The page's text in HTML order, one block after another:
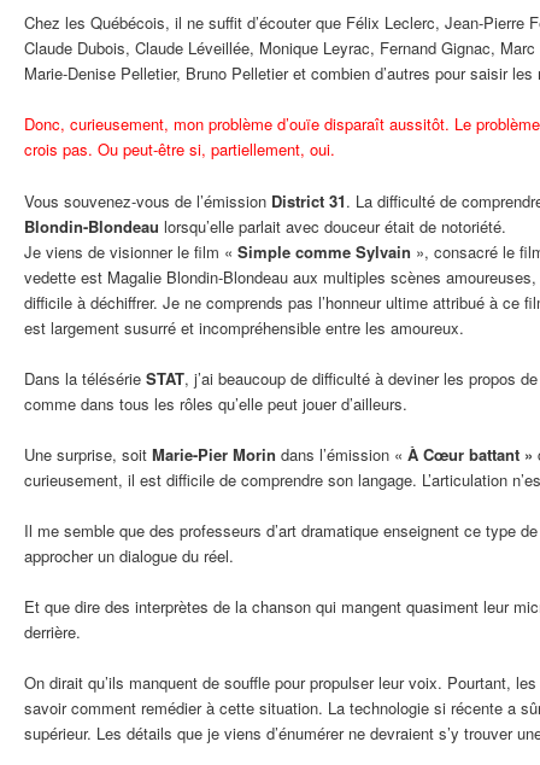
Chez les Québécois, il ne suffit d’écouter que Félix Leclerc, Jean-Pierre
Claude Dubois, Claude Léveillée, Monique Leyrac, Fernand Gignac,
Marie-Denise Pelletier, Bruno Pelletier et combien d’autres pour saisir
Donc, curieusement, mon problème d’ouïe disparaît aussitôt. Le
crois pas. Ou peut-être si, partiellement, oui.
Vous souvenez-vous de l’émission District 31. La difficulté de
Blondin-Blondeau lorsqu’elle parlait avec douceur était de notoriété.
Je viens de visionner le film « Simple comme Sylvain », consacré le
vedette est Magalie Blondin-Blondeau aux multiples scènes
difficile à déchiffrer. Je ne comprends pas l’honneur ultime attribué à ce
est largement susurré et incompréhensible entre les amoureux.
Dans la télésérie STAT, j’ai beaucoup de difficulté à deviner les propos
comme dans tous les rôles qu’elle peut jouer d’ailleurs.
Une surprise, soit Marie-Pier Morin dans l’émission « À Cœur battant »
curieusement, il est difficile de comprendre son langage. L’articulation
Il me semble que des professeurs d’art dramatique enseignent ce type
approcher un dialogue du réel.
Et que dire des interprètes de la chanson qui mangent quasiment leur
derrière.
On dirait qu’ils manquent de souffle pour propulser leur voix. Pourtant,
savoir comment remédier à cette situation. La technologie si récente a
supérieur. Les détails que je viens d’énumérer ne devraient s’y trouver